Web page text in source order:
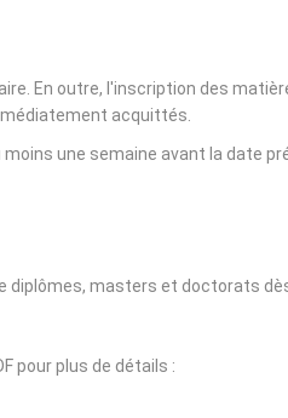
En outre, l'inscription des
acquittés.
une semaine avant la date
masters et doctorats
pour plus de détails :